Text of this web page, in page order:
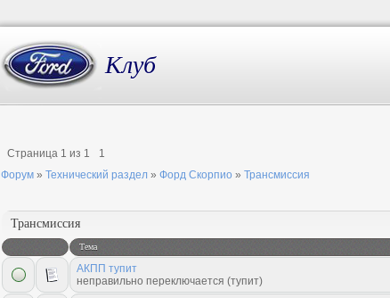
Клуб
Страница 1 из 1
1
Форум » Технический раздел » Форд Скорпио » Трансмиссия
Трансмиссия
Тема
АКПП тупит
неправильно переключается (тупит)